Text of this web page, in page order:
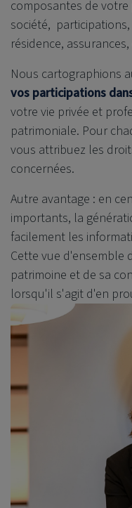
composantes de
société,
résidence,
Nous cartographions
vos participations
votre vie privée et
patrimoniale. Pour
vous attribuez les
concernées.
Autre avantage : en
importants, la
facilement les
Cette vue d'ensemble
patrimoine et de sa
lorsqu'il s'agit d'en